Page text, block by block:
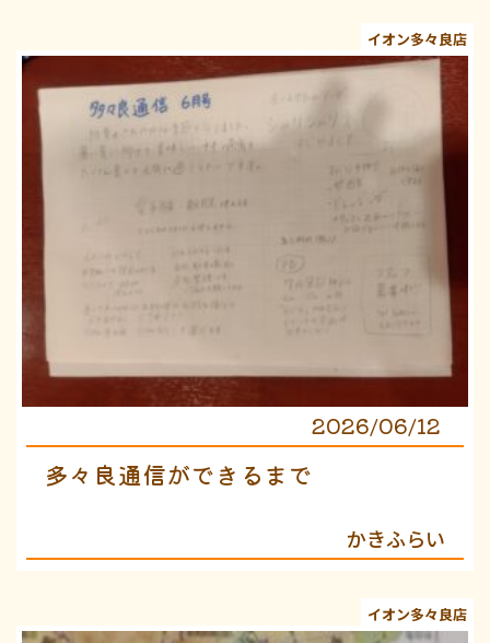
イオン多々良店
2026/06/12
多々良通信ができるまで
かきふらい
イオン多々良店